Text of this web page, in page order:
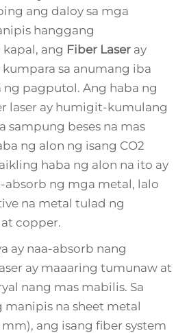
ang daloy sa mga
hanggang
ang Fiber Laser ay
sa anumang iba
pagputol. Ang haba ng
laser ay humigit-kumulang
sampung beses na mas
ng alon ng isang CO2
haba ng alon na ito ay
absorb ng mga metal, lalo
na metal tulad ng
copper.
ay naa-absorb nang
ay maaaring tumunaw at
nang mas mabilis. Sa
manipis na sheet metal
ang isang fiber system